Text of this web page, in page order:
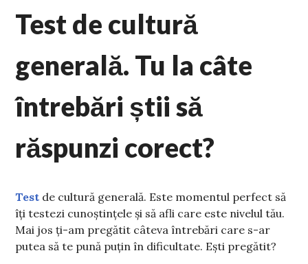
Test de cultură
generală. Tu la câte
întrebări știi să
răspunzi corect?
Test de cultură generală. Este momentul perfect să
îți testezi cunoștințele și să afli care este nivelul tău.
Mai jos ți-am pregătit câteva întrebări care s-ar
putea să te pună puțin în dificultate. Ești pregătit?